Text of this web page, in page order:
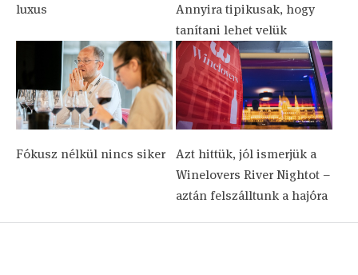
luxus
Annyira tipikusak, hogy
tanítani lehet velük
Fókusz nélkül nincs siker
Azt hittük, jól ismerjük a
Winelovers River Nightot –
aztán felszálltunk a hajóra